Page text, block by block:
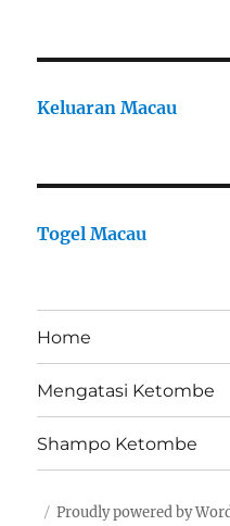
Keluaran Macau
Togel Macau
Home
Mengatasi Ketombe
Shampo Ketombe
Proudly powered by